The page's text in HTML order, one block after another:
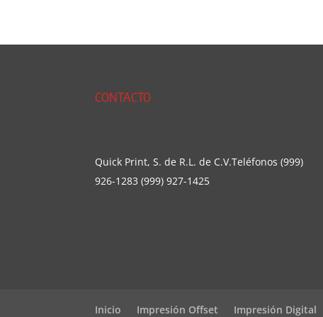
CONTACTO
Quick Print, S. de R.L. de C.V.Teléfonos (999)
926-1283 (999) 927-1425
Inicio Impresión Offset Impresión Digital